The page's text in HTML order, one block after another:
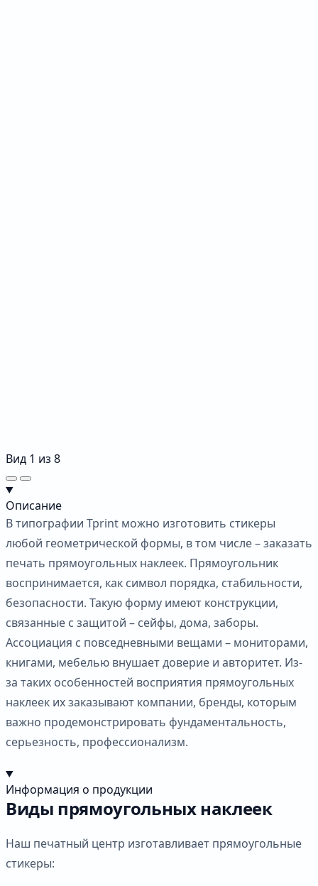
Вид 1 из 8
Описание
В типографии Tprint можно изготовить стикеры
любой геометрической формы, в том числе – заказать
печать прямоугольных наклеек. Прямоугольник
воспринимается, как символ порядка, стабильности,
безопасности. Такую форму имеют конструкции,
связанные с защитой – сейфы, дома, заборы.
Ассоциация с повседневными вещами – мониторами,
книгами, мебелью внушает доверие и авторитет. Из-
за таких особенностей восприятия прямоугольных
наклеек их заказывают компании, бренды, которым
важно продемонстрировать фундаментальность,
серьезность, профессионализм.
Информация о продукции
Виды прямоугольных наклеек
Наш печатный центр изготавливает прямоугольные
стикеры: